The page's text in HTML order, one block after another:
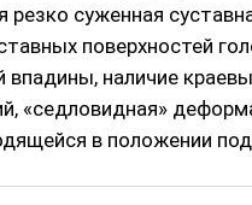
резко суженная
поверхностей
впадины, наличие
«седловидная»
в положении